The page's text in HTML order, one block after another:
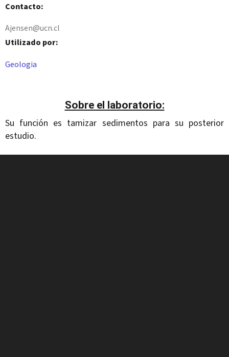
Contacto:
Ajensen@ucn.cl
Utilizado por:
Geologia
Sobre el laboratorio:
Su función es tamizar sedimentos para su posterior
estudio.